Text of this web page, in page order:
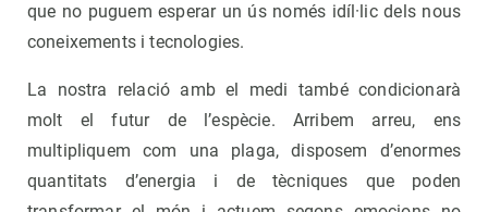
que no puguem esperar un ús només idíl·lic dels nous
coneixements i tecnologies.
La nostra relació amb el medi també condicionarà
molt el futur de l’espècie. Arribem arreu, ens
multipliquem com una plaga, disposem d’enormes
quantitats d’energia i de tècniques que poden